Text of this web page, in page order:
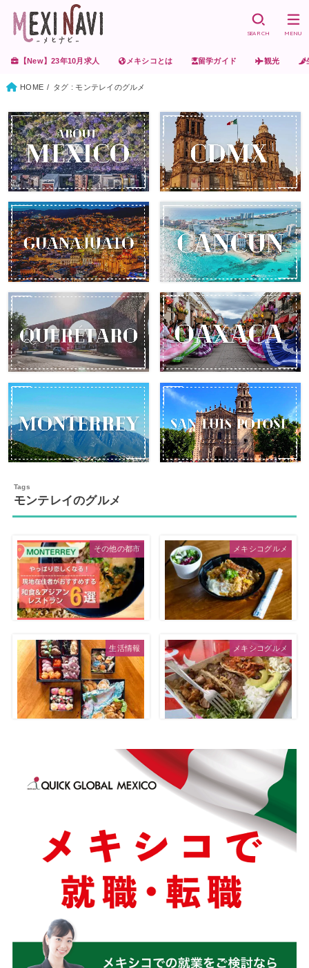
【New】23年10月求人 メキシコとは 留学ガイド 観光
SEARCH MENU
HOME タグ : モンテレイのグルメ
モンテレイのグルメ
その他の都市 メキシコグルメ
生活情報 メキシコグルメ